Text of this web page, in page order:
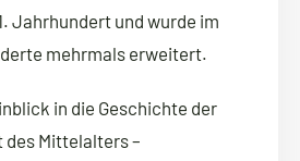
Jahrhundert und wurde im
mehrmals erweitert.
in die Geschichte der
des Mittelalters –